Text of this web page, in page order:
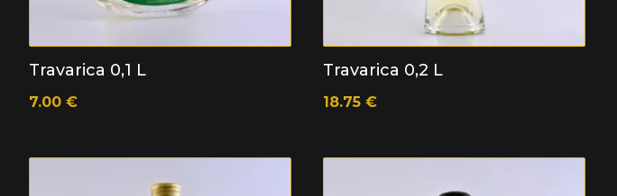
Travarica 0,1 L
7.00 €
Travarica 0,2 L
18.75€